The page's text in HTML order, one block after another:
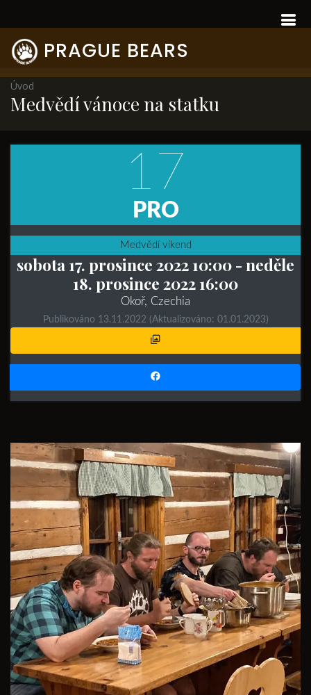
PRAGUE BEARS
Úvod
Medvědí vánoce na statku
17
PRO
Medvědí víkend
sobota 17. prosince 2022 10:00- neděle
18. prosince 2022 16:00
Okoř, Czechia
Publikováno 13.11.2022 (Aktualizováno: 01.01.2023)